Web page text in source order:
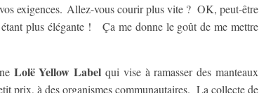
exigences. Allez-vous courir plus vite ? OK, peut-être
plus élégante ! Ça me donne le goût de me mettre
Lolë Yellow Label qui vise à ramasser des manteaux
prix, à des organismes communautaires. La collecte de